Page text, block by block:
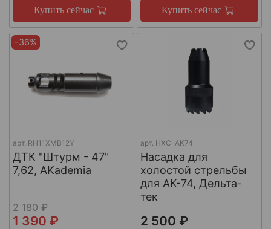
Купить сейчас Купить сейчас
-36%
арт. RH11XMB12Y
ДТК "Штурм - 47"
7,62, AKademia
2 180 ₽
1 390 ₽
арт. НХС-АК74
Насадка для
холостой стрельбы
для АК-74, Дельта-
тек
2 500 ₽